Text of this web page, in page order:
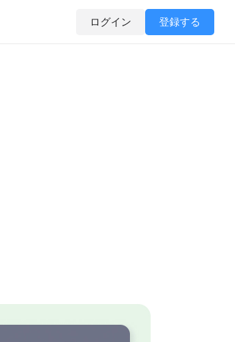
ログイン 登録する